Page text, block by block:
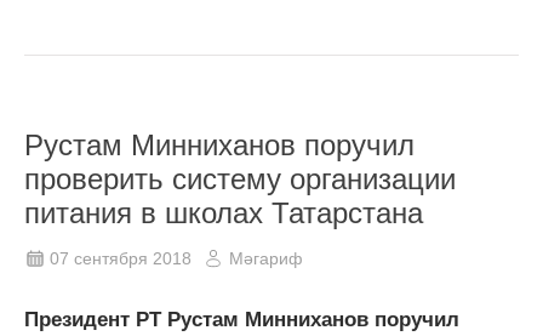
Рустам Минниханов поручил
проверить систему организации
питания в школах Татарстана
07 сентября 2018 Мәгариф
Президент РТ Рустам Минниханов поручил